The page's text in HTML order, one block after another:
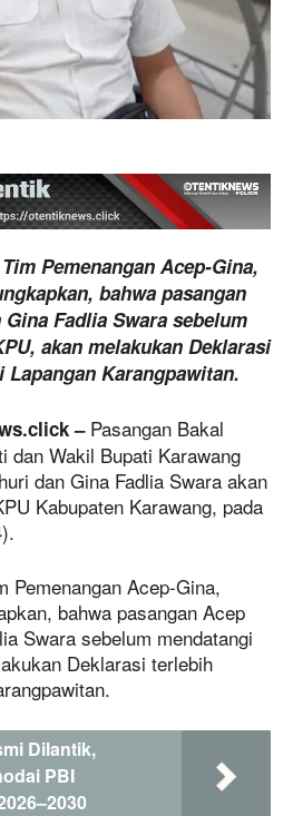
Pemenangan Acep-Gina,
bahwa pasangan
Fadlia Swara sebelum
akan melakukan Deklarasi
Karangpawitan.
–Pasangan Bakal
dan Wakil Bupati Karawang
dan Gina Fadlia Swara akan
Kabupaten Karawang, pada
Pemenangan Acep-Gina,
bahwa pasangan Acep
Swara sebelum mendatangi
Deklarasi terlebih
Dilantik,
PBI